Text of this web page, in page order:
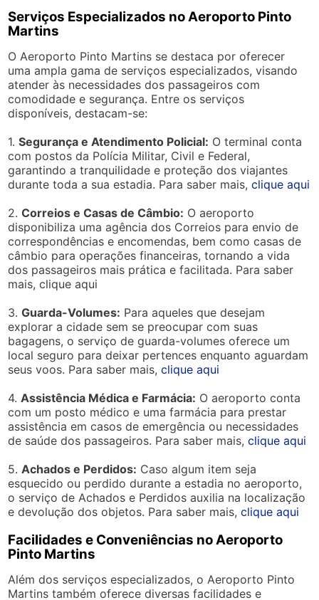
Serviços Especializados no Aeroporto Pinto
Martins
O Aeroporto Pinto Martins se destaca por oferecer
uma ampla gama de serviços especializados, visando
atender às necessidades dos passageiros com
comodidade e segurança. Entre os serviços
disponíveis, destacam-se:
1.Segurança e Atendimento Policial: O terminal conta
com postos da Polícia Militar, Civil e Federal,
garantindo a tranquilidade e proteção dos viajantes
durante toda a sua estadia. Para saber mais,clique aqui
2.Correios e Casas de Câmbio: O aeroporto
disponibiliza uma agência dos Correios para envio de
correspondências e encomendas, bem como casas de
câmbio para operações financeiras, tornando a vida
dos passageiros mais prática e facilitada. Para saber
mais, clique aqui
3.Guarda-Volumes: Para aqueles que desejam
explorar a cidade sem se preocupar com suas
bagagens, o serviço de guarda-volumes oferece um
local seguro para deixar pertences enquanto aguardam
seus voos. Para saber mais,clique aqui
4. Assistência Médica e Farmácia: O aeroporto conta
com um posto médico e uma farmácia para prestar
assistência em casos de emergência ou necessidades
de saúde dos passageiros. Para saber mais,clique aqui
5. Achados e Perdidos: Caso algum item seja
esquecido ou perdido durante a estadia no aeroporto,
o serviço de Achados e Perdidos auxilia na localização
e devolução dos objetos. Para saber mais,clique aqui
Facilidades e Conveniências no Aeroporto
Pinto Martins
Além dos serviços especializados, o Aeroporto Pinto
Martins também oferece diversas facilidades e